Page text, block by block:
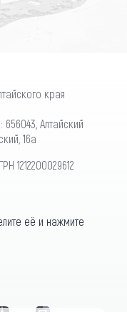
края
Алтайский
16а
её и нажмите